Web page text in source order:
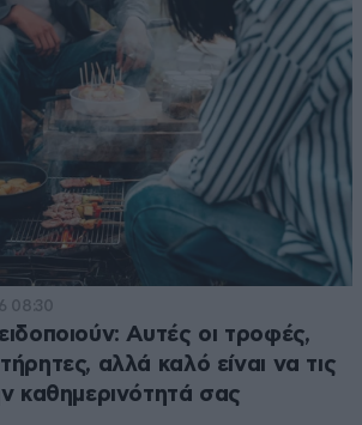
08:30
Αυτές οι τροφές,
αλλά καλό είναι να τις
καθημερινότητά σας